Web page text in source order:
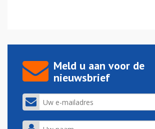
Meld u aan voor de
nieuwsbrief